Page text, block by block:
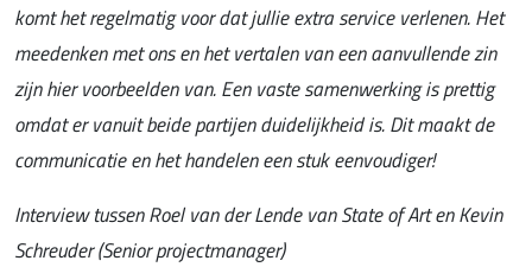
komt het regelmatig voor dat jullie extra service verlenen. Het
meedenken met ons en het vertalen van een aanvullende zin
zijn hier voorbeelden van. Een vaste samenwerking is prettig
omdat er vanuit beide partijen duidelijkheid is. Dit maakt de
communicatie en het handelen een stuk eenvoudiger!
Interview tussen Roel van der Lende van State of Art en Kevin
Schreuder (Senior projectmanager)